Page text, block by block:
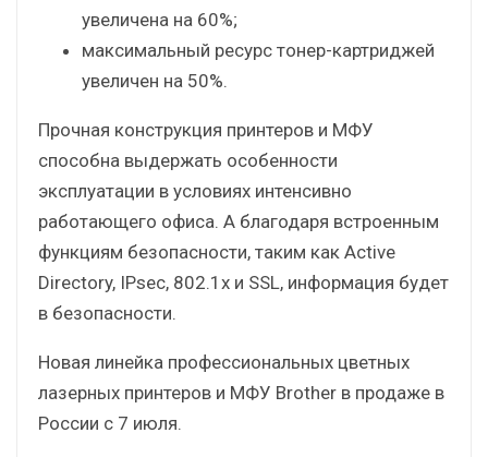
увеличена на 60%;
максимальный ресурс тонер-картриджей
увеличен на 50%.
Прочная конструкция принтеров и МФУ
способна выдержать особенности
эксплуатации в условиях интенсивно
работающего офиса. А благодаря встроенным
функциям безопасности, таким как Active
Directory, IPsec, 802.1x и SSL, информация будет
в безопасности.
Новая линейка профессиональных цветных
лазерных принтеров и МФУ Brother в продаже в
России с 7 июля.